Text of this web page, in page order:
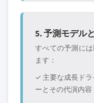
5. 予測モデル
すべての予測に
ます：
✓ 主要な成長ドラ
ーとその代演内容